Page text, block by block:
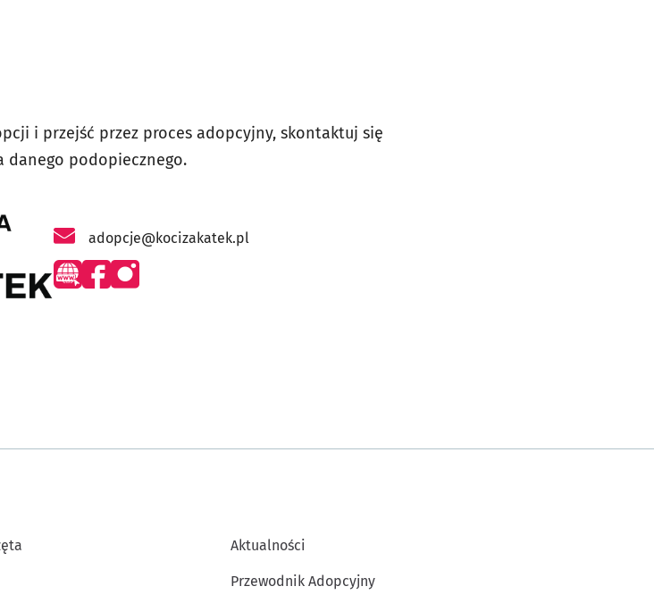
i przejść przez proces adopcyjny, skontaktuj się
danego podopiecznego.
adopcje@kocizakatek.pl
Aktualności
Przewodnik Adopcyjny